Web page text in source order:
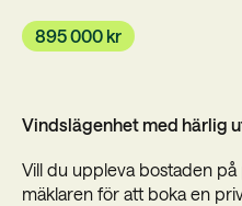
895 000 kr
Vindslägenhet med härlig
Vill du uppleva bostaden på
mäklaren för att boka en